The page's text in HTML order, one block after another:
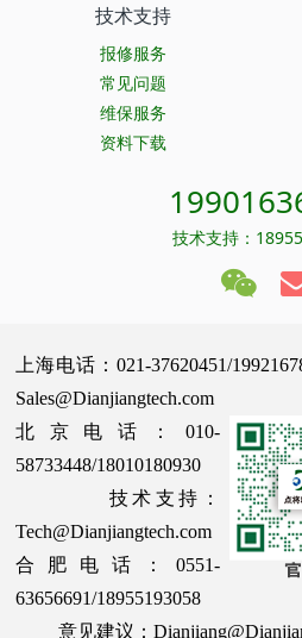
技术支持
报修服务
常见问题
维保服务
资料下载
技术支持：
上海电话：021-37620451/
Sales@Dianjiangtech.com
北京电话：010-
58733448/18010180930
技术支持：
Tech@Dianjiangtech.com
合肥电话：0551-
63656691/18955193058
意见建议：